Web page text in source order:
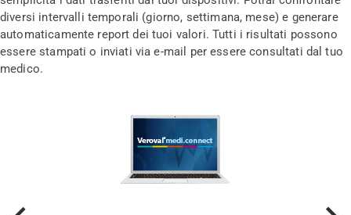
diversi intervalli temporali (giorno, settimana, mese) e generare
automaticamente report dei tuoi valori. Tutti i risultati possono
essere stampati o inviati via e-mail per essere consultati dal tuo
medico.